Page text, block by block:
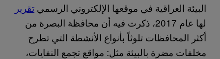
البيئة العراقية في موقعها الإلكتروني الرسمي تقرير
لها عام 2017، ذكرت فيه أن محافظة البصرة من
أكثر المحافظات تلوثاً بأنواع الأنشطة التي تطرح
مخلفات مضرة بالبيئة مثل: مواقع تجمع النفايات،